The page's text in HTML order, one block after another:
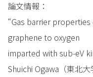
論文情報：
“Gas barrier
graphene to oxygen
imparted with sub-eV
Shuichi Ogawa（東北